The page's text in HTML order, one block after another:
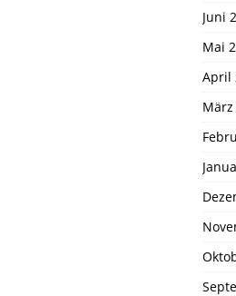
Juni
Mai
April
März